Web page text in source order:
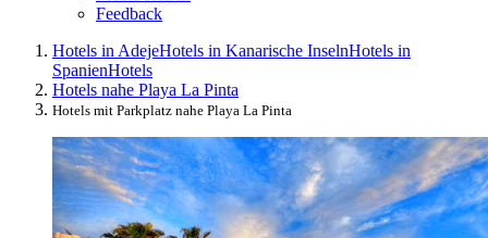
Feedback
Hotels in AdejeHotels in Kanarische InselnHotels in
SpanienHotels
Hotels nahe Playa La Pinta
Hotels mit Parkplatz nahe Playa La Pinta